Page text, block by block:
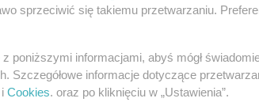
sprzeciwić się takiemu przetwarzaniu.
z poniższymi informacjami, abyś mógł
Szczegółowe informacje dotyczące
i Cookies. oraz po kliknięciu w „Ustawienia”.